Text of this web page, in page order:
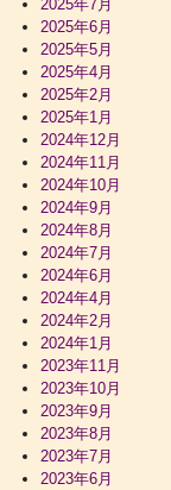
2025年7月
2025年6月
2025年5月
2025年4月
2025年2月
2025年1月
2024年12月
2024年11月
2024年10月
2024年9月
2024年8月
2024年7月
2024年6月
2024年4月
2024年2月
2024年1月
2023年11月
2023年10月
2023年9月
2023年8月
2023年7月
2023年6月